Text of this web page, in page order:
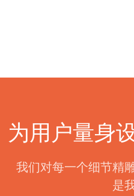
为用户量身
我们对每一个细节精
是